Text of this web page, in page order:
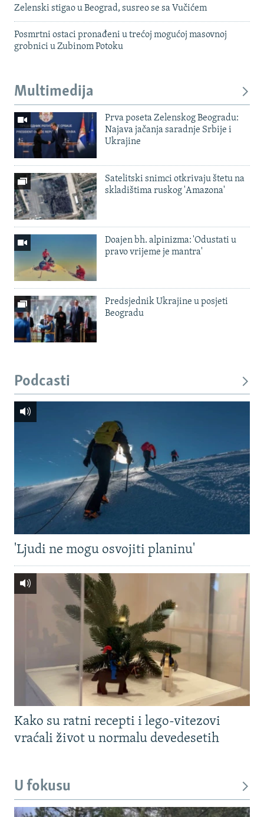
Zelenski stigao u Beograd, susreo se sa Vučićem
Posmrtni ostaci pronađeni u trećoj mogućoj masovnoj
grobnici u Zubinom Potoku
Multimedija
Prva poseta Zelenskog Beogradu:
Najava jačanja saradnje Srbije i
Ukrajine
Satelitski snimci otkrivaju štetu na
skladištima ruskog 'Amazona'
Doajen bh. alpinizma: 'Odustati u
pravo vrijeme je mantra'
Predsjednik Ukrajine u posjeti
Beogradu
Podcasti
'Ljudi ne mogu osvojiti planinu'
Kako su ratni recepti i lego-vitezovi
vraćali život u normalu devedesetih
U fokusu